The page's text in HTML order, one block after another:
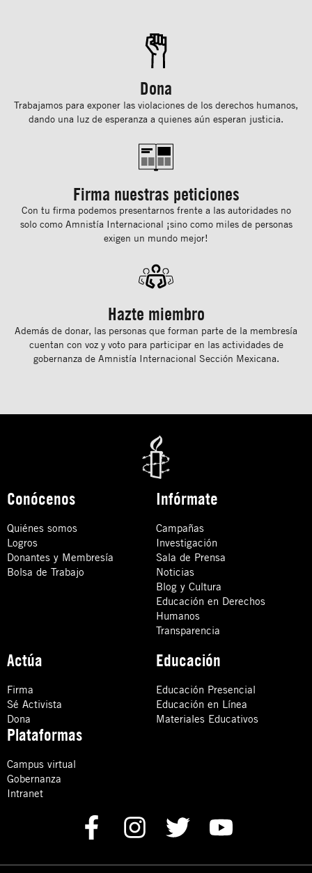
Dona
Trabajamos para exponer las violaciones de los derechos humanos,
dando una luz de esperanza a quienes aún esperan justicia.
Firma nuestras peticiones
Con tu ﬁrma podemos presentarnos frente a las autoridades no
solo como Amnistía Internacional ¡sino como miles de personas
exigen un mundo mejor!
Hazte miembro
Además de donar, las personas que forman parte de la membresía
cuentan con voz y voto para participar en las actividades de
gobernanza de Amnistía Internacional Sección Mexicana.
Conócenos
Quiénes somos
Logros
Donantes y Membresía
Bolsa de Trabajo
Infórmate
Campañas
Investigación
Sala de Prensa
Noticias
Blog y Cultura
Educación en Derechos
Humanos
Transparencia
Actúa
Firma
Sé Activista
Dona
Educación
Educación Presencial
Educación en Línea
Materiales Educativos
Plataformas
Campus virtual
Gobernanza
Intranet